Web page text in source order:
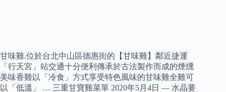
甘味雞.位於台北中山區德惠街的【甘味雞】鄰近捷運
「行天宮」站交通十分便利傳承於古法製作而成的煙燻
美味香雞以「冷食」方式享受特色風味的甘味雞全雞可
以「低溫」 … 三重甘寶雞菜單 2020年5月4日 — 水晶要